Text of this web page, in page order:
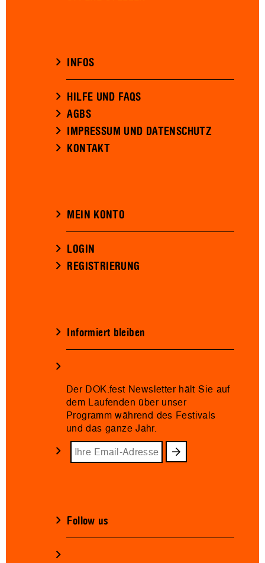
INFOS
HILFE UND FAQS
AGBS
IMPRESSUM UND DATENSCHUTZ
KONTAKT
MEIN KONTO
LOGIN
REGISTRIERUNG
Informiert bleiben
Der DOK.fest Newsletter hält Sie auf
dem Laufenden über unser
Programm während des Festivals
und das ganze Jahr.
Follow us